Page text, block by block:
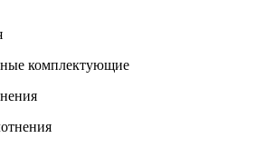
комплектующие